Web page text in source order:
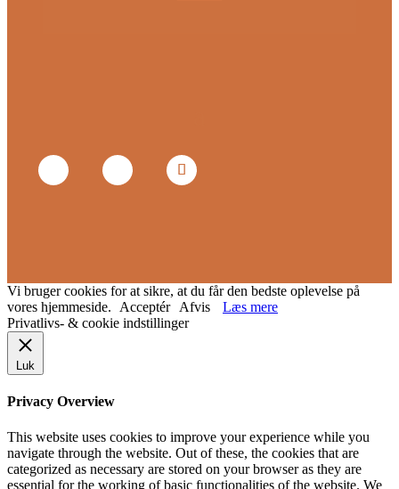
Vi bruger cookies for at sikre, at du får den bedste oplevelse på
vores hjemmeside.
Acceptér Afvis
Læs mere
Privatlivs- & cookie indstillinger
Luk
Privacy Overview
This website uses cookies to improve your experience while you
navigate through the website. Out of these, the cookies that are
categorized as necessary are stored on your browser as they are
essential for the working of basic functionalities of the website. We